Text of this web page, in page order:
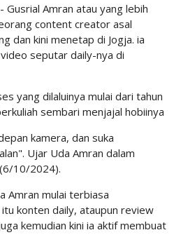
Gusrial Amran atau yang lebih
content creator asal
dan kini menetap di Jogja. ia
seputar daily-nya di
yang dilaluinya mulai dari tahun
sembari menjajal hobiinya
kamera, dan suka
Ujar Uda Amran dalam
10/2024).
Amran mulai terbiasa
konten daily, ataupun review
kemudian kini ia aktif membuat